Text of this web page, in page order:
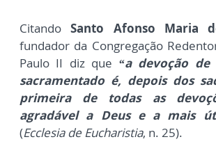
CitandoSanto Afonso Maria
fundador da Congregação
Paulo II diz que “a devoção de
sacramentado é, depois dos
primeira de todas as
agradável a Deus e a mais
(Ecclesia de Eucharistia, n. 25).